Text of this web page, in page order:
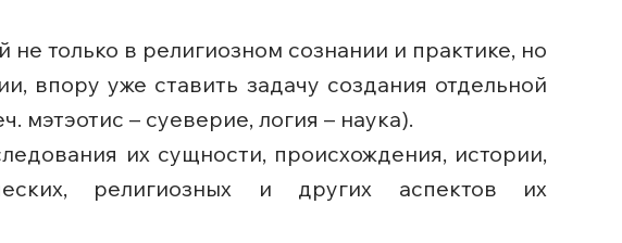
только в религиозном сознании и практике, но
впору уже ставить задачу создания отдельной
мэтэотис – суеверие, логия – наука).
их сущности, происхождения, истории,
религиозных и других аспектов их